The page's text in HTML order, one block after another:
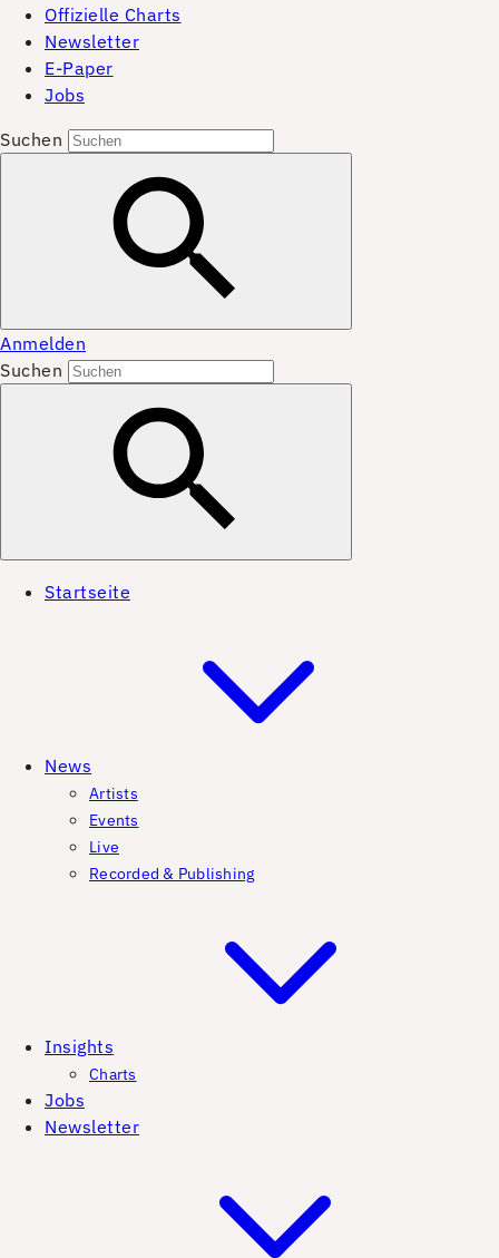
Offizielle Charts
Newsletter
E-Paper
Jobs
Suchen
Anmelden
Suchen
Startseite
News
Artists
Events
Live
Recorded & Publishing
Insights
Charts
Jobs
Newsletter